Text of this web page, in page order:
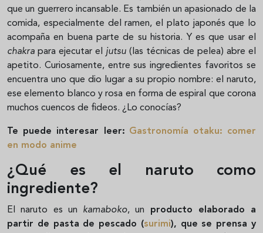
que un guerrero incansable. Es también un apasionado de la
comida, especialmente del ramen, el plato japonés que lo
acompaña en buena parte de su historia. Y es que usar el
chakra para ejecutar el jutsu (las técnicas de pelea) abre el
apetito. Curiosamente, entre sus ingredientes favoritos se
encuentra uno que dio lugar a su propio nombre: el naruto,
ese elemento blanco y rosa en forma de espiral que corona
muchos cuencos de fideos. ¿Lo conocías?
Te puede interesar leer: Gastronomía otaku: comer
en modo anime
¿Qué es el naruto como
ingrediente?
El naruto es un kamaboko, un producto elaborado a
partir de pasta de pescado (surimi), que se prensa y